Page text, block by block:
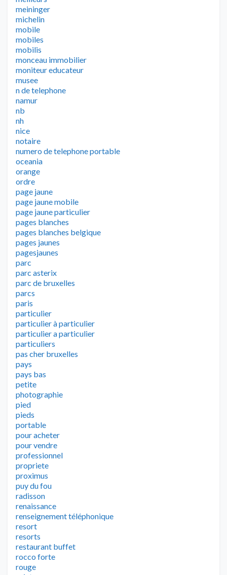
meininger
michelin
mobile
mobiles
mobilis
monceau immobilier
moniteur educateur
musee
n de telephone
namur
nb
nh
nice
notaire
numero de telephone portable
oceania
orange
ordre
page jaune
page jaune mobile
page jaune particulier
pages blanches
pages blanches belgique
pages jaunes
pagesjaunes
parc
parc asterix
parc de bruxelles
parcs
paris
particulier
particulier à particulier
particulier a particulier
particuliers
pas cher bruxelles
pays
pays bas
petite
photographie
pied
pieds
portable
pour acheter
pour vendre
professionnel
propriete
proximus
puy du fou
radisson
renaissance
renseignement téléphonique
resort
resorts
restaurant buffet
rocco forte
rouge